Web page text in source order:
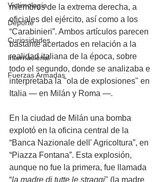
Victimología
Deporte
Curiosidades
Internacional
Fuerzas Armadas
miembros de la extrema derecha, a
oficiales del ejército, así como a los
“Carabinieri”. Ambos artículos parecen
bastante acertados en relación a la
realidad italiana de la época, sobre
todo el segundo, donde se analizaba e
interpretaba la "ola de explosiones" en
Italia — en Milán y Roma —.
En la ciudad de Milán una bomba
explotó en la oficina central de la
“Banca Nazionale dell' Agricoltura”, en
“Piazza Fontana”. Esta explosión,
aunque no fue la primera, fue llamada
“la madre di tutte le straggi" (la madre